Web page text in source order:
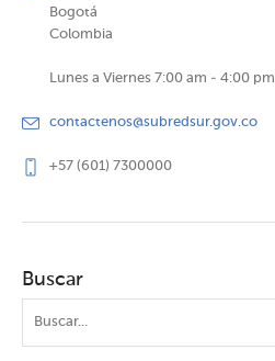
Bogotá
Colombia
Lunes a Viernes 7:00 am - 4:00 pm
contactenos@subredsur.gov.co
+57 (601) 7300000
Buscar